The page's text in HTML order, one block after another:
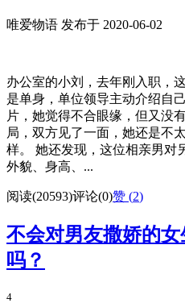
唯爱物语 发布于 2020-06-02
办公室的小刘，去年刚入职，
是单身，单位领导主动介绍自
片，她觉得不合眼缘，但又没
局，双方见了一面，她还是不
样。 她还发现，这位相亲男对
外貌、身高、...
阅读(20593)评论(0)赞 (2)
不会对男友撒娇的
吗？
4